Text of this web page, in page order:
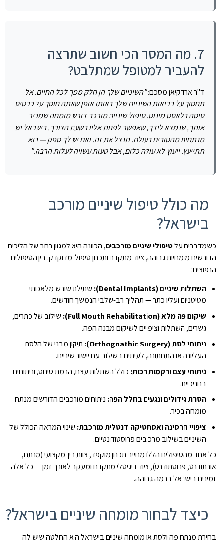
7. מה המסר הכי חשוב שתרצה
להעביר למטופל שמתלבט?
ד"ר ארדקיאן מסכם:"השיניים שלך הן חלק ממך לכל החיים. אל
תחסוך על בריאות השיניים שלך באותו אופן שאתה חוסך על כרטיס
טיסה בלאסט מינוט. טיפול שיניים מורכב דורש מומחה שמכיר
אותך, שנמצא לידך, שאפשר לפנות אליו בשעת הצורך. בישראל יש
מנתחים מהטובים בעולם. תנצל את זה. ואם יש לך ספק — בוא
תתייעץ. ייעוץ לא עולה כלום, אבל טעות עשויה לעלות הרבה."
מה כולל טיפול שיניים מורכב
בישראל?
כשמדברים עלטיפולי שיניים מורכבים, הכוונה היא למגוון רחב של הליכים
הדורשים מומחיות גבוהה, ציוד מתקדם ותכנון טיפולי מדוקדק. בין הטיפולים
הנפוצים:
השתלות שיניים (Dental Implants):
שתילת שורש מלאכותי
מטיטניום ועליו כתר — תהליך רב-שלבי הנמשך חודשים.
שיקום פה מלא (Full Mouth Rehabilitation):
שילוב של כתרים,
גשרים, השתלות וציפויים לשיקום מבנה הפה.
ניתוחי לסת (Orthognathic Surgery):
תיקון מבני של הלסת
העליונה או התחתונה, לעיתים בשילוב עם יישור שיניים.
ניתוחי עצם ורקמות רכות: כולל השתלות עצם, הרמת סינוס, וניתוחים
בחניכיים.
הסרת גידולים ונגעים בחלל הפה: ניתוחים מורכבים הדורשים מנתח
מומחה בכיר.
ציפויי חרסינה ואסתטיקה דנטלית מורכבת: שינוי המראה הכולל של
השיניים בשילוב מרכיבים פרוסטודונטיים.
כל אחד מהטיפולים הללו מחייב תכנון מוקפד, צוות בין-מקצועי (מנתח,
אורתודנט, פרוסתודנט), ציוד דיגיטלי מתקדם ומעקב לאורך זמן — כל אלה
זמינים בישראל ברמה גבוהה.
כיצד לבחור מומחה שיניים בישראל?
בחירת מנתח פה ולסת או מומחה שיניים בישראל היא החלטה שיש לה